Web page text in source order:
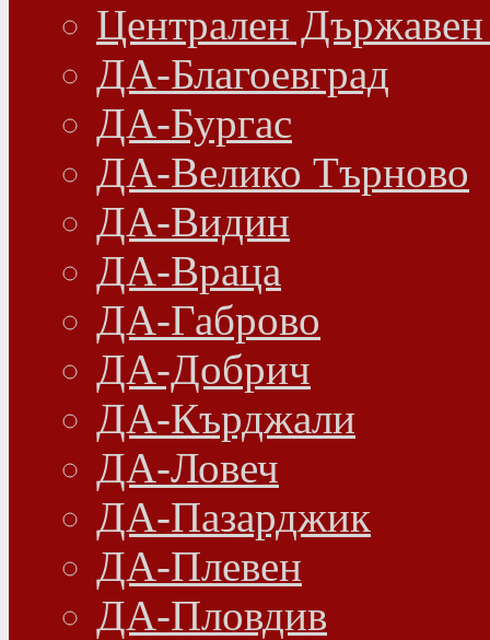
Централен
ДА-Благоевград
ДА-Бургас
ДА-Велико Търново
ДА-Видин
ДА-Враца
ДА-Габрово
ДА-Добрич
ДА-Кърджали
ДА-Ловеч
ДА-Пазарджик
ДА-Плевен
ДА-Пловдив